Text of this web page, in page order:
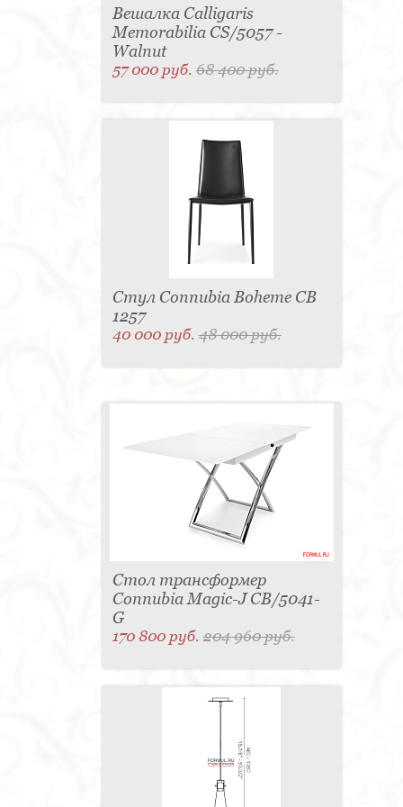
Вешалка Calligaris
Memorabilia CS/5057 -
Walnut
57 000 руб.68 400 руб.
Стул Connubia Boheme CB
1257
40 000 руб.48 000 руб.
Стол трансформер
Connubia Magic-J CB/5041-
G
170 800 руб.204 960 руб.